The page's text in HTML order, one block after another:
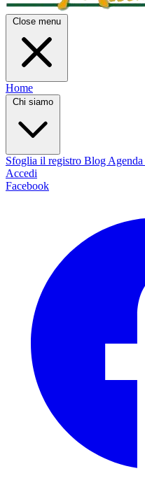
Close menu
Home
Chi siamo
Sfoglia il registro Blog Agenda
Accedi
Facebook